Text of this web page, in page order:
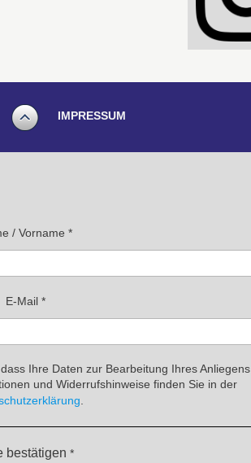
IMPRESSUM
/ Vorname *
E-Mail *
Ihre Daten zur Bearbeitung Ihres Anliegens
und Widerrufshinweise finden Sie in der
bestätigen *